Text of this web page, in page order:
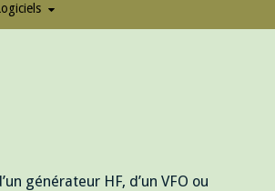
générateur HF, d’un VFO ou